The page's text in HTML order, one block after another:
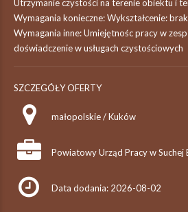
Utrzymanie czystości na terenie obiektu i
Wymagania konieczne: Wykształcenie:
Wymagania inne: Umiejętnośc pracy w
doświadczenie w usługach czystościowych
SZCZEGÓŁY OFERTY
małopolskie / Kuków
Powiatowy Urząd Pracy w Suchej
Data dodania: 2026-08-02